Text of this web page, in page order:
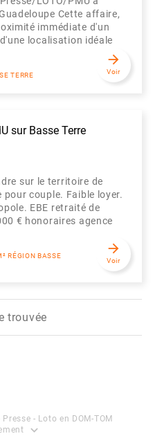
Cette affaire,
immédiate d'un
localisation idéale
TERRE
arrow_forward
Voir
sur Basse Terre
sur le territoire de
pour couple. Faible loyer.
EBE retraité de
€ honoraires agence
RÉGION BASSE
arrow_forward
Voir
trouvée
- Loto en DOM-TOM
expand_more